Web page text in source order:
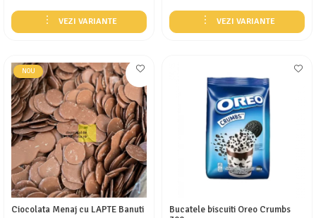
VEZI VARIANTE VEZI VARIANTE
NOU
Ciocolata Menaj cu LAPTE Banuti
Bucatele biscuiti Oreo Crumbs